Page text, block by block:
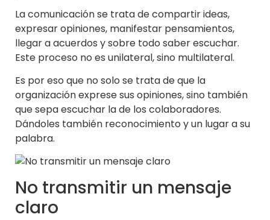
La comunicación se trata de compartir ideas,
expresar opiniones, manifestar pensamientos,
llegar a acuerdos y sobre todo saber escuchar.
Este proceso no es unilateral, sino multilateral.
Es por eso que no solo se trata de que la
organización exprese sus opiniones, sino también
que sepa escuchar la de los colaboradores.
Dándoles también reconocimiento y un lugar a su
palabra.
No transmitir un mensaje
claro